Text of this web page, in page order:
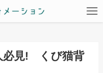
必見! くび猫背